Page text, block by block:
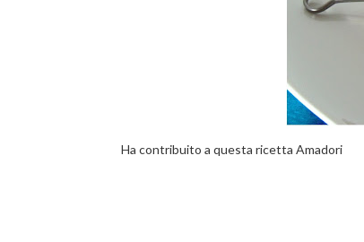
Ha contribuito a questa ricetta Amadori